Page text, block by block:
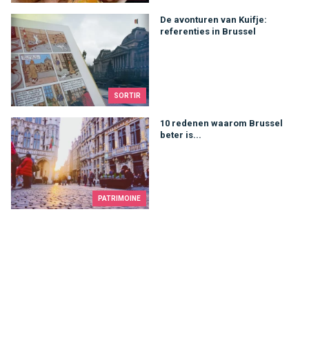
SORTIR
De avonturen van Kuifje:
referenties in Brussel
De avonturen van Kuifje: referenties in Brussel
PATRIMOINE
10 redenen waarom Brussel
beter is...
10 redenen waarom Brussel beter is...